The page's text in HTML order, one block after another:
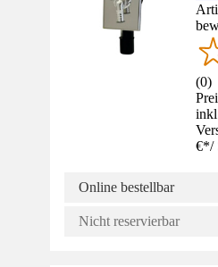
(0)
€*/
Online bestellbar
Nicht reservierbar